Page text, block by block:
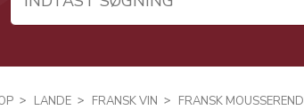
LANDE FRANSK VIN FRANSK